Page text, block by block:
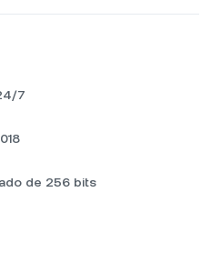
7
de 256 bits